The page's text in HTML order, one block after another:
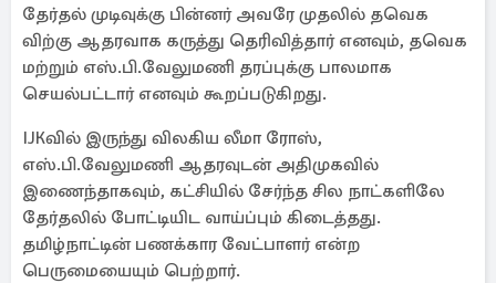
தேர்தல் முடிவுக்கு பின்னர் அவரே முதலில் தவெக
விற்கு ஆதரவாக கருத்து தெரிவித்தார் எனவும், தவெக
மற்றும் எஸ்.பி.வேலுமணி தரப்புக்கு பாலமாக
செயல்பட்டார் எனவும் கூறப்படுகிறது.
IJKவில் இருந்து விலகிய லீமா ரோஸ்,
எஸ்.பி.வேலுமணி ஆதரவுடன் அதிமுகவில்
இணைந்தாகவும், கட்சியில் சேர்ந்த சில நாட்களிலே
தேர்தலில் போட்டியிட வாய்ப்பும் கிடைத்தது.
தமிழ்நாட்டின் பணக்கார வேட்பாளர் என்ற
பெருமையையும் பெற்றார்.